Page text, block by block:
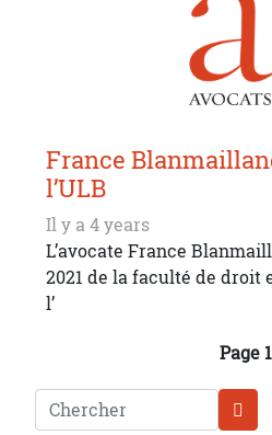
France
l’ULB
Il y a 4 years
L’avocate France
2021 de la faculté de droit
l’
Page 1
Chercher